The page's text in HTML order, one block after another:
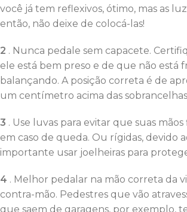
você já tem reflexivos, ótimo, mas as
então, não deixe de colocá-las!
2 . Nunca pedale sem capacete.
ele está bem preso e de que não está
balançando. A posição correta é de
um centímetro acima das
3 . Use luvas para evitar que suas
em caso de queda. Ou rígidas, devido
importante usar joelheiras para
4 . Melhor pedalar na mão correta da
contra-mão. Pedestres que vão
que saem de garagens, por exemplo,